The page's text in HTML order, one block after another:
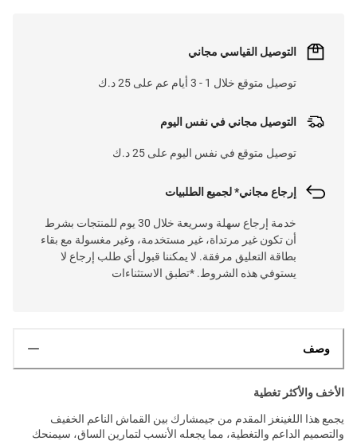
التوصيل القياسي مجاني
توصيل متوقع خلال 1 - 3 أيام عم على 25 د.ك
التوصيل مجاني في نفس اليوم
توصيل متوقع في نفس اليوم على 25 د.ك
إرجاع مجاني* لجميع الطلبيات
خدمة إرجاع سهلة وسريعة خلال 30 يوم للمنتجات بشرط
أن تكون غير مرتداة، غير مستخدمة، وغير مغسولة مع بقاء
بطاقة التعليق مرفقة. لا يمكننا قبول أي طلب إرجاع لا
يستوفي هذه الشروط. *تطبق الاستثناءات
وصف
الأخف والأكثر تغطية
يجمع هذا اللغينغز المقدم من جيمشارك بين القماش الناعم الخفيف
والتصميم الداعم والتغطية، مما يجعله الأنسب لتمارين الساق، سيمنحك